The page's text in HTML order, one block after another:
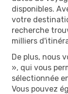
disponibles.
votre
recherche
milliers
De plus, nous
», qui vous
sélectionnée
Vous pouvez